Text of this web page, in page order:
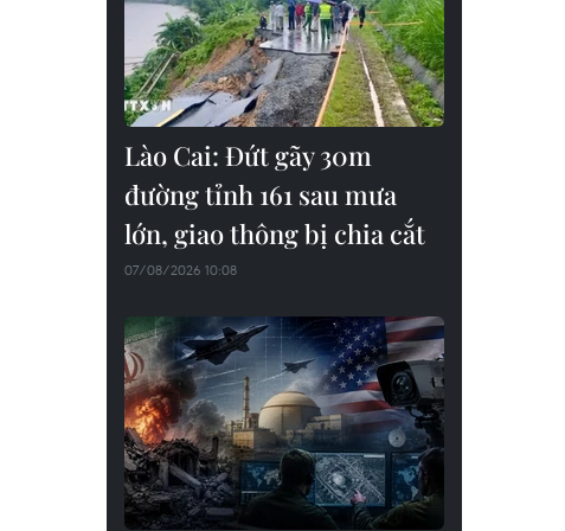
Lào Cai: Đứt gãy 30m
đường tỉnh 161 sau mưa
lớn, giao thông bị chia cắt
07/08/2026 10:08